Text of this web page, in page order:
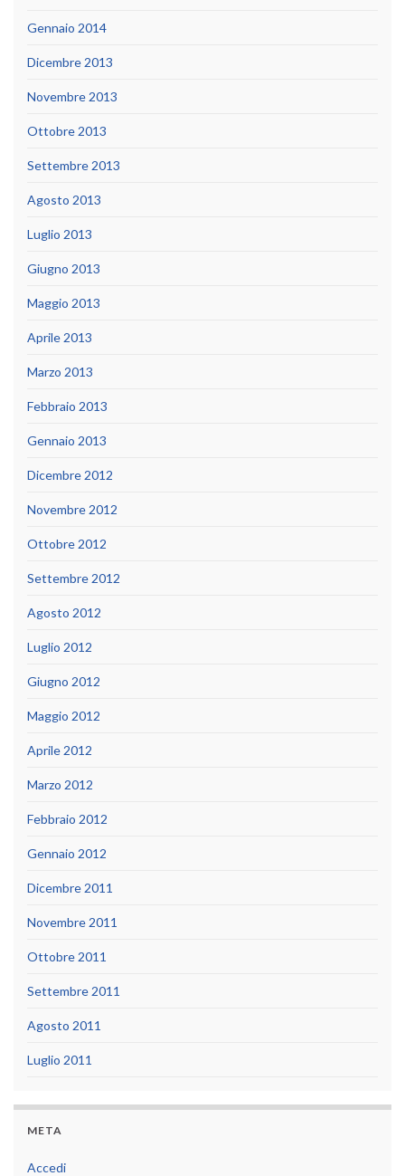
Gennaio 2014
Dicembre 2013
Novembre 2013
Ottobre 2013
Settembre 2013
Agosto 2013
Luglio 2013
Giugno 2013
Maggio 2013
Aprile 2013
Marzo 2013
Febbraio 2013
Gennaio 2013
Dicembre 2012
Novembre 2012
Ottobre 2012
Settembre 2012
Agosto 2012
Luglio 2012
Giugno 2012
Maggio 2012
Aprile 2012
Marzo 2012
Febbraio 2012
Gennaio 2012
Dicembre 2011
Novembre 2011
Ottobre 2011
Settembre 2011
Agosto 2011
Luglio 2011
META
Accedi